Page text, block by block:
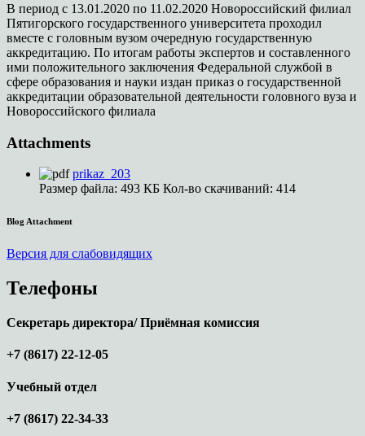
В период с 13.01.2020 по 11.02.2020 Новороссийский филиал
Пятигорского государственного университета проходил
вместе с головным вузом очередную государственную
аккредитацию. По итогам работы экспертов и составленного
ими положительного заключения Федеральной службой в
сфере образования и науки издан приказ о государственной
аккредитации образовательной деятельности головного вуза и
Новороссийского филиала
Attachments
prikaz_203
Размер файла: 493 КБ Кол-во скачиваний: 414
Blog Attachment
Версия для слабовидящих
Телефоны
Секретарь директора/ Приёмная комиссия
+7 (8617) 22-12-05
Учебный отдел
+7 (8617) 22-34-33